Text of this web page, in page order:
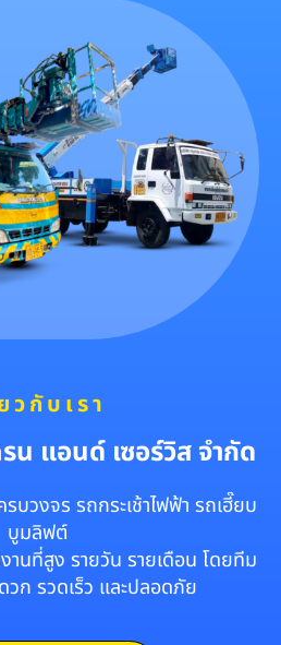
วกับเรา
น แอนด์ เซอร์วิส จำกัด
รบวงจร รถกระเช้าไฟฟ้า รถเฮี๊ยบ
บูมลิฟต์
านที่สูง รายวัน รายเดือน โดยทีม
วก รวดเร็ว และปลอดภัย